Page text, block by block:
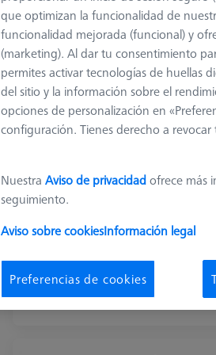
MSR 2.0
626100-9300-800
Product Type
Application
Multi-Sensor-
Product Type
Material
que optimizan la funcionalidad de
funcionalidad mejorada (funcional) y
(marketing). Al dar tu consentimiento
permites activar tecnologías de huellas
del sitio y la información sobre el
opciones de personalización en
configuración. Tienes derecho a
Nuestra Aviso de privacidadofrece más
seguimiento.
Aviso sobre cookiesInformación legal
Preferencias de cookies